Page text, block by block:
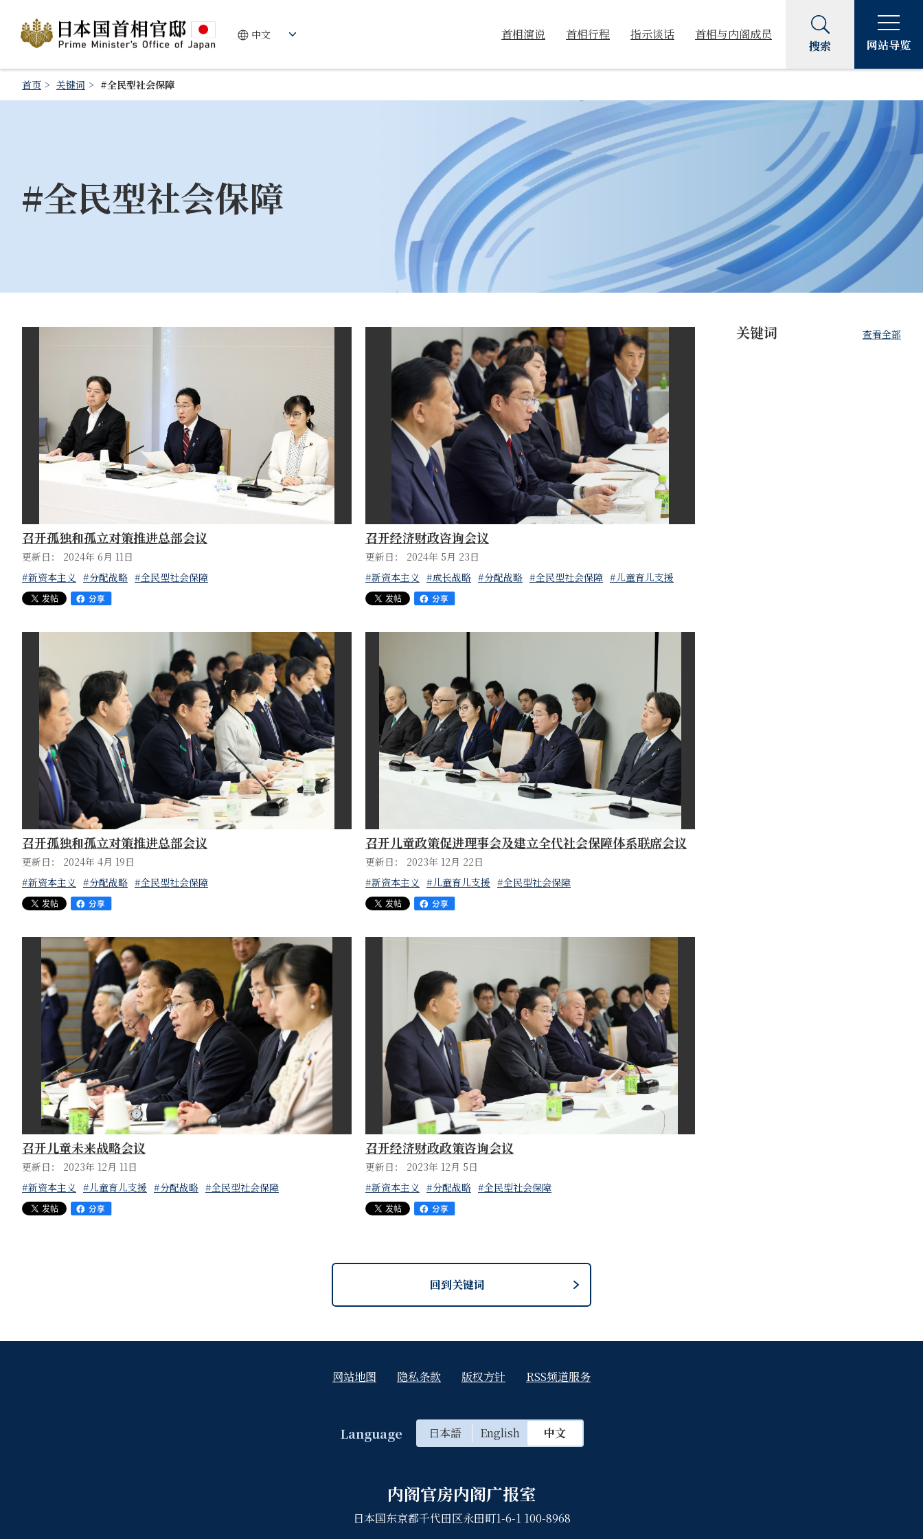
首相演说 首相行程 指示谈话 首相与内阁成员
搜索 网站导览
首页 关键词 #全民型社会保障
#全民型社会保障
召开孤独和孤立对策推进总部会议
更新日： 2024年 6月 11日
#新资本主义 #分配战略 #全民型社会保障
召开经济财政咨询会议
更新日： 2024年 5月 23日
#新资本主义 #成长战略 #分配战略 #全民型社会保障 #儿童育儿支援
召开孤独和孤立对策推进总部会议
更新日： 2024年 4月 19日
#新资本主义 #分配战略 #全民型社会保障
召开儿童政策促进理事会及建立全代社会保障体系联席会议
更新日： 2023年 12月 22日
#新资本主义 #儿童育儿支援 #全民型社会保障
召开儿童未来战略会议
更新日： 2023年 12月 11日
#新资本主义 #儿童育儿支援 #分配战略 #全民型社会保障
召开经济财政政策咨询会议
更新日： 2023年 12月 5日
#新资本主义 #分配战略 #全民型社会保障
关键词 查看全部
回到关键词
网站地图 隐私条款 版权方针 RSS频道服务
Language 日本語 English 中文
内阁官房内阁广报室
日本国东京都千代田区永田町1-6-1 100-8968